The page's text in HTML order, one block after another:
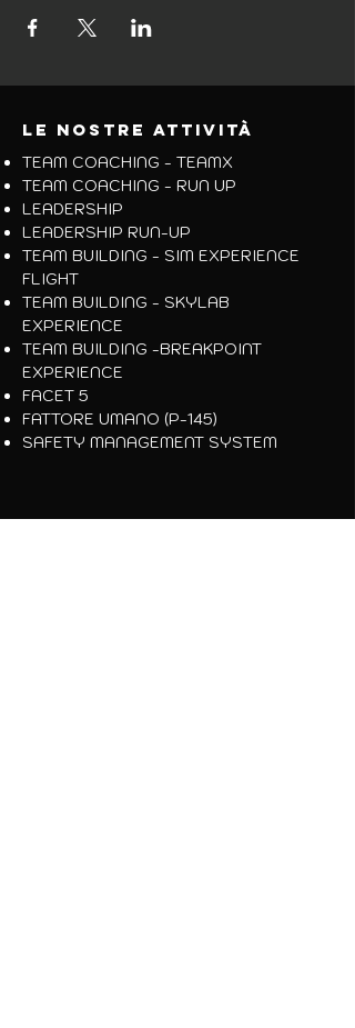
LE NOSTRE attivitÀ
TEAM COACHING - TEAMX
TEAM COACHING - RUN UP
LEADERSHIP
LEADERSHIP RUN-UP
TEAM BUILDING - SIM EXPERIENCE
FLIGHT
TEAM BUILDING - SKYLAB
EXPERIENCE
TEAM BUILDING -BREAKPOINT
EXPERIENCE
FACET 5
FATTORE UMANO (P-145)
SAFETY MANAGEMENT SYSTEM